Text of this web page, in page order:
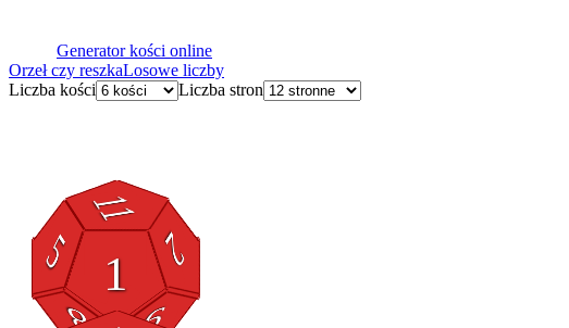
Generator kości online
Orzeł czy reszkaLosowe liczby
Liczba kości
Liczba stron